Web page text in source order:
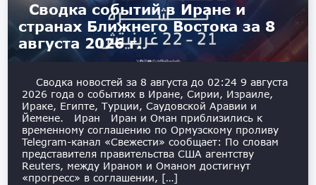
Сводка событий в Иране и
странах Ближнего Востока за 8
августа 2026 г.
Сводка новостей за 8 августа до 02:24 9 августа
2026 года о событиях в Иране, Сирии, Израиле,
Ираке, Египте, Турции, Саудовской Аравии и
Йемене. Иран Иран и Оман приблизились к
временному соглашению по Ормузскому проливу
Telegram-канал «Свежести» сообщает: По словам
представителя правительства США агентству
Reuters, между Ираном и Оманом достигнут
«прогресс» в соглашении, […]